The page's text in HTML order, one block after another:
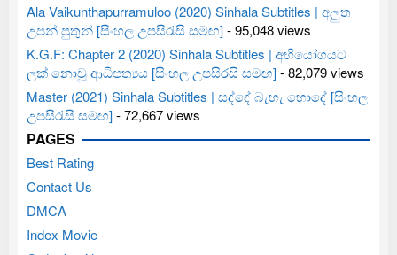
Ala Vaikunthapurramuloo (2020) Sinhala Subtitles | අලුත
උපන් පුතුන් [සිංහල උපසිරැසි සමඟ]- 95,048 views
K.G.F: Chapter 2 (2020) Sinhala Subtitles | අභියෝගයට
ලක් නොවූ ආධිපත්‍යය [සිංහල උපසිරසි සමඟ]- 82,079 views
Master (2021) Sinhala Subtitles | සද්දේ බැහැ හොදේ [සිංහල
උපසිරැසි සමඟ]- 72,667 views
PAGES
Best Rating
Contact Us
DMCA
Index Movie